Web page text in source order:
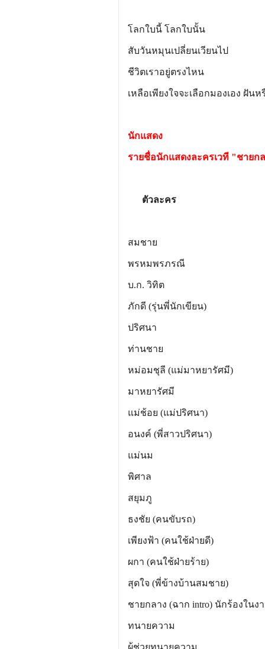
โลกใบนี้ โลกใบนั้น
สับวันหมุนเปลี่ยนเวียนไป
ชีวิตเราอยู่ตรงไหน
เหลือเพียงใจจะเลือกมองเอง ฝันห
นักแสดง
รายชื่อนักแสดงละครเวที "ชายก
ตัวละคร นั
สมชาย (โน้ต) อุ
พรหมพรภรณี (เบน
บ.ก. วิทิต (หนิง) นิ
ภักดี (รุ่นพี่นักเขียน) (บ๊
ปริศนา (ริต้า) ศรี
ท่านชาย (จํอบ)
หม่อมชุลี (แม่มาหยารัศมี)
มาหยารัศมี (โบวี่)
แม่ช้อย (แม่ปริศนา) (
อนงค์ (พี่สาวปริศนา) (
แม่นม (เต่า) อรส
พิศาล (อาร์ม)
สยุมภู (เอส) น
ธงชัย (คนขับรถ) (ป้อ
เพียงฟ้า (คนใช้ฝ่ายดี)
ผกา (คนใช้ฝ่ายร้าย)
สุดใจ (พี่ข้างบ้านสมชาย
ชายกลาง (ฉาก intro) นักร้องใ
ทนายความ (เสริ